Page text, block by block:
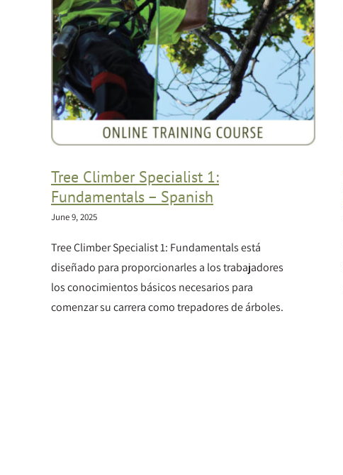
Tree Climber Specialist 1:
Fundamentals – Spanish
June 9, 2025
Tree Climber Specialist 1: Fundamentals está
diseñado para proporcionarles a los trabajadores
los conocimientos básicos necesarios para
comenzar su carrera como trepadores de árboles.